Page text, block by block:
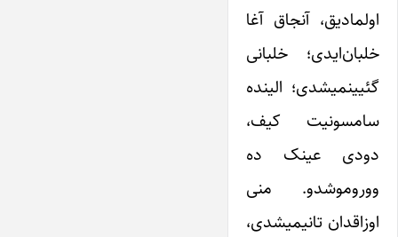
اولمادیق، آنجاق آغا
خلبان‌ایدی؛ خلبانی
گئیینمیشدی؛ الینده
سامسونیت کیف،
دودی عینک ده
ووروموشدو. منی
اوزاقدان تانیمیشدی،